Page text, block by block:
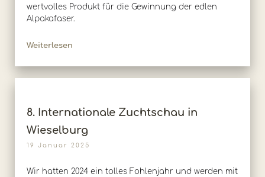
wertvolles Produkt für die Gewinnung der edlen
Alpakafaser.
Weiterlesen
8. Internationale Zuchtschau in
Wieselburg
19 Januar 2025
Wir hatten 2024 ein tolles Fohlenjahr und werden mit